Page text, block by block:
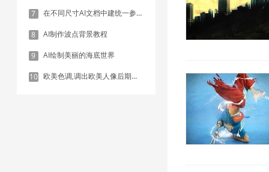
7 在不同尺寸AI文档中建统一参考线 - 方法1：对齐和分布
8 AI制作波点背景教程
9 AI绘制美丽的海底世界
10 欧美色调,调出欧美人像后期色调实例